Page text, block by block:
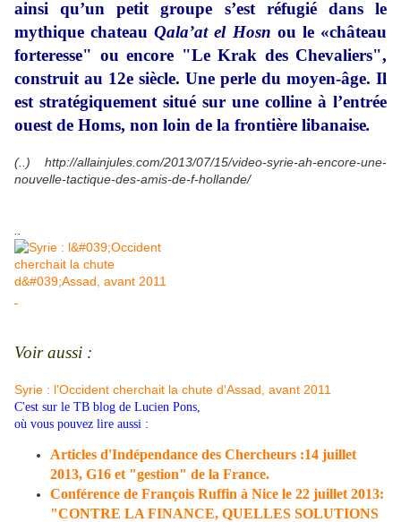
ainsi qu’un petit groupe s’est réfugié dans le
mythique chateauQala’at el Hosn ou le «château
forteresse" ou encore "Le Krak des Chevaliers",
construit au 12e siècle. Une perle du moyen-âge. Il
est stratégiquement situé sur une colline à l’entrée
ouest de Homs, non loin de la frontière libanaise.
(..) http://allainjules.com/2013/07/15/video-syrie-ah-encore-une-
nouvelle-tactique-des-amis-de-f-hollande/
Voir aussi :
Syrie : l'Occident cherchait la chute d'Assad, avant 2011
C'est sur le TB blog de Lucien Pons,
où vous pouvez lire aussi :
Articles d'Indépendance des Chercheurs :14 juillet
2013, G16 et "gestion" de la France.
Conférence de François Ruffin à Nice le 22 juillet 2013:
"CONTRE LA FINANCE, QUELLES SOLUTIONS